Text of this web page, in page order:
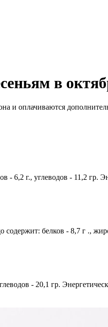
в
и оплачиваются
6,2 г., углеводов - 11,2 гр.
белков - 8,7 г .,
- 20,1 гр.